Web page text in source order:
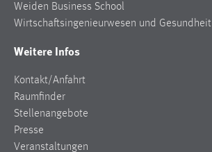
Weiden Business School
Wirtschaftsingenieurwesen und Gesundheit
Weitere Infos
Kontakt/Anfahrt
Raumfinder
Stellenangebote
Presse
Veranstaltungen